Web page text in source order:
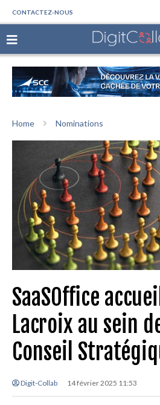
CONTACTEZ-NOUS
Home Nominations
SaaSOffice
Lacroix au sein
Conseil
Digit-Collab 14 février 2025 11:53